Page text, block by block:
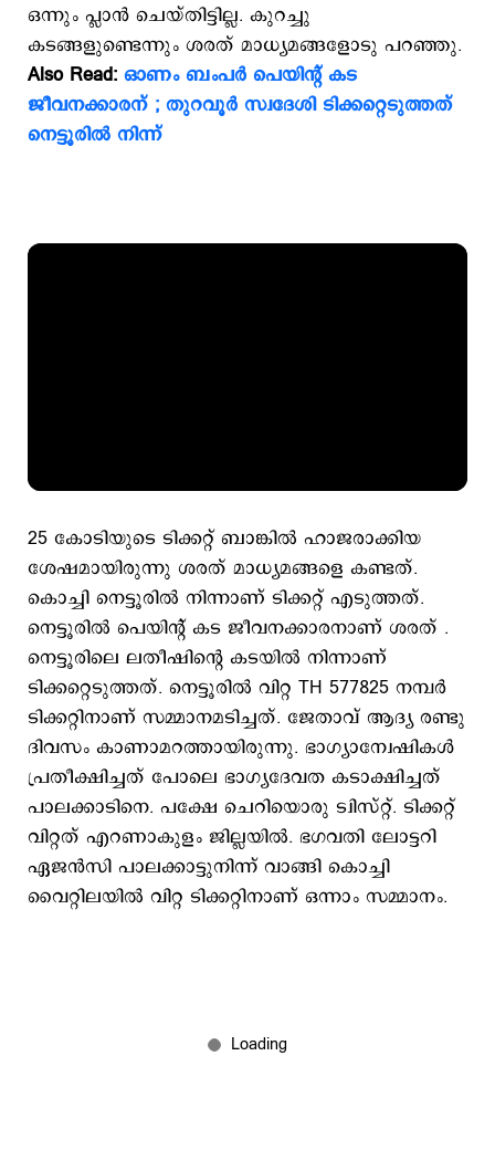
ഒന്നും പ്ലാന്‍ ചെയ്തിട്ടില്ല. കുറച്ചു
കടങ്ങളുണ്ടെന്നും ശരത് മാധ്യമങ്ങളോടു പറഞ്ഞു.
Also Read: ഓണം ബംപര്‍ പെയിന്‍റ് കട
ജീവനക്കാരന് ; തുറവൂര്‍ സ്വദേശി ടിക്കറ്റെടുത്തത്
നെട്ടൂരില്‍ നിന്ന്
25 കോടിയുടെ ടിക്കറ്റ് ബാങ്കില്‍ ഹാജരാക്കിയ
ശേഷമായിരുന്നു ശരത് മാധ്യമങ്ങളെ കണ്ടത്.
കൊച്ചി നെട്ടൂരില്‍ നിന്നാണ് ടിക്കറ്റ് എടുത്തത്.
നെട്ടൂരില്‍ പെയിന്റ് കട ജീവനക്കാരനാണ് ശരത് .
നെട്ടൂരിലെ ലതീഷിന്റെ കടയില്‍ നിന്നാണ്
ടിക്കറ്റെടുത്തത്. നെട്ടൂരില്‍ വിറ്റ TH 577825 നമ്പര്‍
ടിക്കറ്റിനാണ് സമ്മാനമടിച്ചത്. ജേതാവ് ആദ്യ രണ്ടു
ദിവസം കാണാമറത്തായിരുന്നു. ഭാഗ്യാന്വേഷികൾ
പ്രതീക്ഷിച്ചത് പോലെ ഭാഗ്യദേവത കടാക്ഷിച്ചത്
പാലക്കാടിനെ. പക്ഷേ ചെറിയൊരു ട്വിസ്റ്റ്. ടിക്കറ്റ്
വിറ്റത് എറണാകുളം ജില്ലയിൽ. ഭഗവതി ലോട്ടറി
ഏജന്‍സി പാലക്കാട്ടുനിന്ന് വാങ്ങി കൊച്ചി
വൈറ്റിലയില്‍ വിറ്റ ടിക്കറ്റിനാണ് ഒന്നാം സമ്മാനം.